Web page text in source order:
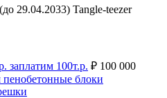
29.04.2033) Tangle-teezer
заплатим 100т.р. ₽ 100 000
блоки